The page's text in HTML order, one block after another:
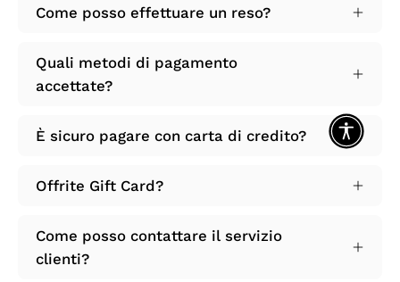
Come posso effettuare un reso?
Quali metodi di pagamento
accettate?
È sicuro pagare con carta di credito?
Offrite Gift Card?
Come posso contattare il servizio
clienti?